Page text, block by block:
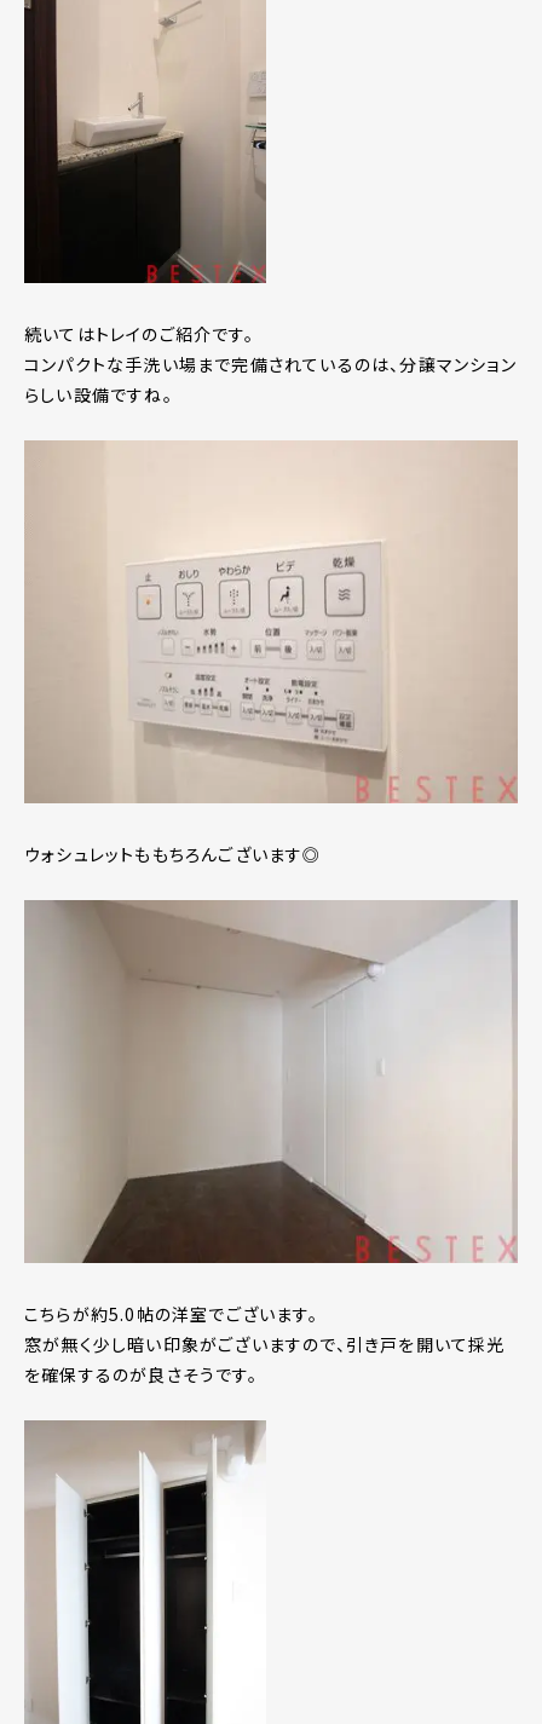
続いてはトレイのご紹介です。
コンパクトな手洗い場まで完備されているのは、分譲マンション
らしい設備ですね。
ウォシュレットももちろんございます◎
こちらが約5.0帖の洋室でございます。
窓が無く少し暗い印象がございますので、引き戸を開いて採光
を確保するのが良さそうです。